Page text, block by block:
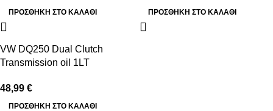
ΠΡΟΣΘΉΚΗ ΣΤΟ ΚΑΛΆΘΙ ΠΡΟΣΘΉΚΗ ΣΤΟ ΚΑΛΆΘΙ
VW DQ250 Dual Clutch
Transmission oil 1LT
48,99 €
ΠΡΟΣΘΉΚΗ ΣΤΟ ΚΑΛΆΘΙ